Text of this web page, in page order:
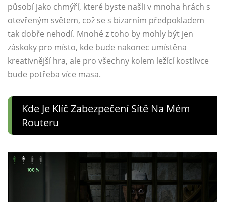
působí jako chmýří, které byste našli v mnoha hrách s
otevřeným světem, což se s bizarním předpokladem
tak dobře nehodí. Mnohé z toho by mohly být jen
záskoky pro místo, kde bude nakonec umístěna
kreativnější hra, ale pro všechny kolem ležící kostlivce
bude potřeba více masa.
Kde Je Klíč Zabezpečení Sítě Na Mém
Routeru